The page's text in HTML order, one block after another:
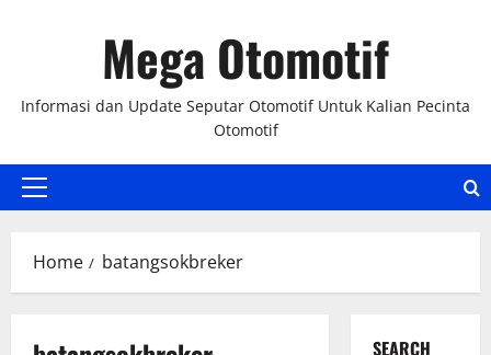
Mega Otomotif
Informasi dan Update Seputar Otomotif Untuk Kalian Pecinta
Otomotif
Primary
Home batangsokbreker
SEARCH